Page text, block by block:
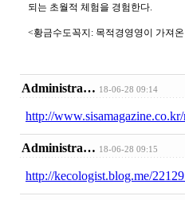
되는 초월적 체험을 경험한다.
<황금수도꼭지: 목적경영영이 가져
Administra… 18-06-28 09:14
http://
Administra… 18-06-28 09:15
http://kecologist.blog.me/